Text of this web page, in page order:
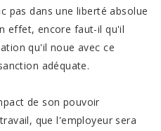
pas dans une liberté absolue
effet, encore faut-il qu'il
qu'il noue avec ce
adéquate.
de son pouvoir
que l'employeur sera